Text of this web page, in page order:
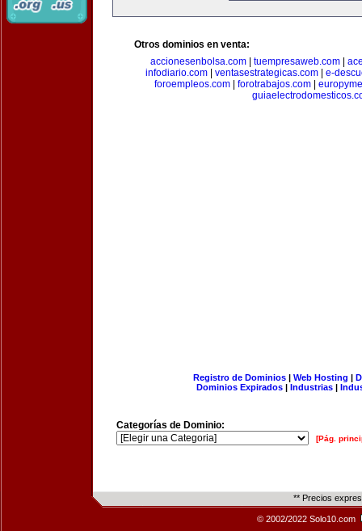
Otros dominios en venta:
accionesenbolsa.com
tuempresaweb.com
infodiario.com| ventasestrategicas.com| e-
foroempleos.com
forotrabajos.com
Registro de Dominios| Web Hosting |
Dominios Expirados | Industrias |
Categorías de Dominio:
[Pág.
** Precios
© 2002/2022 Solo10.com